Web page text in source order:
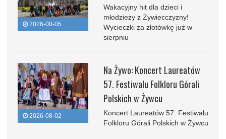
2026-08-05
Wakacyjny hit dla dzieci i
młodzieży z Żywiecczyzny!
Wycieczki za złotówkę już w
sierpniu
2026-08-02
Na Żywo: Koncert Laureatów
57. Festiwalu Folkloru Górali
Polskich w Żywcu
Koncert Laureatów 57. Festiwalu
Folkloru Górali Polskich w Żywcu